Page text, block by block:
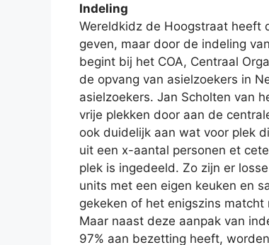
Indeling
Wereldkidz de Hoogstraat heeft
geven, maar door de indeling
begint bij het COA, Centraal
de opvang van asielzoekers in
asielzoekers. Jan Scholten van
vrije plekken door aan de
ook duidelijk aan wat voor plek
uit een x-aantal personen et
plek is ingedeeld. Zo zijn er
units met een eigen keuken en
gekeken of het enigszins
Maar naast deze aanpak van
97% aan bezetting heeft,